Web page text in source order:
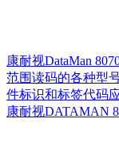
康耐视DataMan
范围读码的各种型
件标识和标签代码应用
康耐视DATAMAN